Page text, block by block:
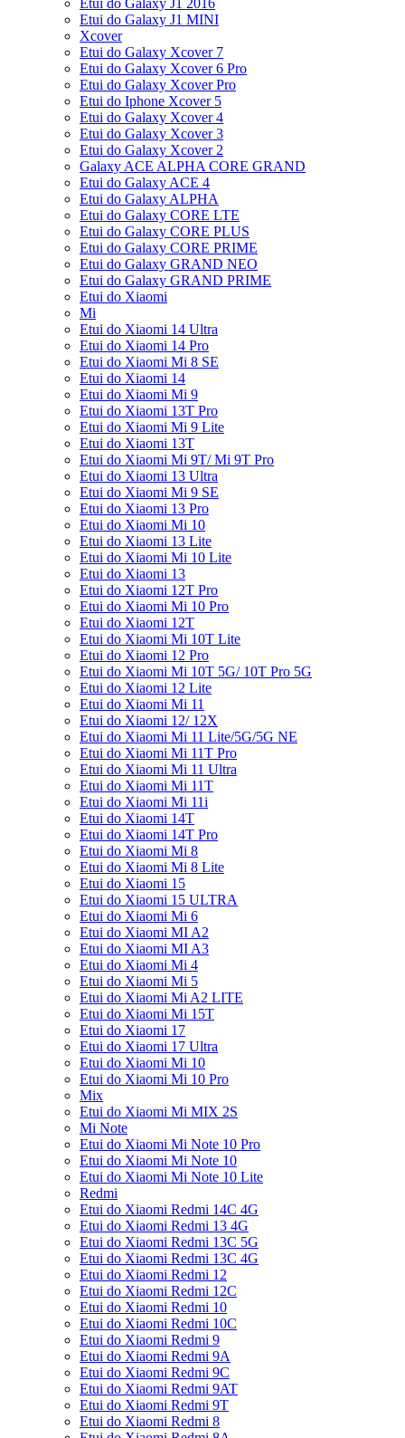
Etui do Galaxy J1 2016
Etui do Galaxy J1 MINI
Xcover
Etui do Galaxy Xcover 7
Etui do Galaxy Xcover 6 Pro
Etui do Galaxy Xcover Pro
Etui do Iphone Xcover 5
Etui do Galaxy Xcover 4
Etui do Galaxy Xcover 3
Etui do Galaxy Xcover 2
Galaxy ACE ALPHA CORE GRAND
Etui do Galaxy ACE 4
Etui do Galaxy ALPHA
Etui do Galaxy CORE LTE
Etui do Galaxy CORE PLUS
Etui do Galaxy CORE PRIME
Etui do Galaxy GRAND NEO
Etui do Galaxy GRAND PRIME
Etui do Xiaomi
Mi
Etui do Xiaomi 14 Ultra
Etui do Xiaomi 14 Pro
Etui do Xiaomi Mi 8 SE
Etui do Xiaomi 14
Etui do Xiaomi Mi 9
Etui do Xiaomi 13T Pro
Etui do Xiaomi Mi 9 Lite
Etui do Xiaomi 13T
Etui do Xiaomi Mi 9T/ Mi 9T Pro
Etui do Xiaomi 13 Ultra
Etui do Xiaomi Mi 9 SE
Etui do Xiaomi 13 Pro
Etui do Xiaomi Mi 10
Etui do Xiaomi 13 Lite
Etui do Xiaomi Mi 10 Lite
Etui do Xiaomi 13
Etui do Xiaomi 12T Pro
Etui do Xiaomi Mi 10 Pro
Etui do Xiaomi 12T
Etui do Xiaomi Mi 10T Lite
Etui do Xiaomi 12 Pro
Etui do Xiaomi Mi 10T 5G/ 10T Pro 5G
Etui do Xiaomi 12 Lite
Etui do Xiaomi Mi 11
Etui do Xiaomi 12/ 12X
Etui do Xiaomi Mi 11 Lite/5G/5G NE
Etui do Xiaomi Mi 11T Pro
Etui do Xiaomi Mi 11 Ultra
Etui do Xiaomi Mi 11T
Etui do Xiaomi Mi 11i
Etui do Xiaomi 14T
Etui do Xiaomi 14T Pro
Etui do Xiaomi Mi 8
Etui do Xiaomi Mi 8 Lite
Etui do Xiaomi 15
Etui do Xiaomi 15 ULTRA
Etui do Xiaomi Mi 6
Etui do Xiaomi MI A2
Etui do Xiaomi MI A3
Etui do Xiaomi Mi 4
Etui do Xiaomi Mi 5
Etui do Xiaomi Mi A2 LITE
Etui do Xiaomi Mi 15T
Etui do Xiaomi 17
Etui do Xiaomi 17 Ultra
Etui do Xiaomi Mi 10
Etui do Xiaomi Mi 10 Pro
Mix
Etui do Xiaomi Mi MIX 2S
Mi Note
Etui do Xiaomi Mi Note 10 Pro
Etui do Xiaomi Mi Note 10
Etui do Xiaomi Mi Note 10 Lite
Redmi
Etui do Xiaomi Redmi 14C 4G
Etui do Xiaomi Redmi 13 4G
Etui do Xiaomi Redmi 13C 5G
Etui do Xiaomi Redmi 13C 4G
Etui do Xiaomi Redmi 12
Etui do Xiaomi Redmi 12C
Etui do Xiaomi Redmi 10
Etui do Xiaomi Redmi 10C
Etui do Xiaomi Redmi 9
Etui do Xiaomi Redmi 9A
Etui do Xiaomi Redmi 9C
Etui do Xiaomi Redmi 9AT
Etui do Xiaomi Redmi 9T
Etui do Xiaomi Redmi 8